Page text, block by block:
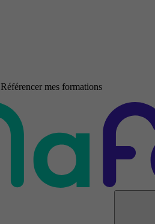
Référencer mes formations